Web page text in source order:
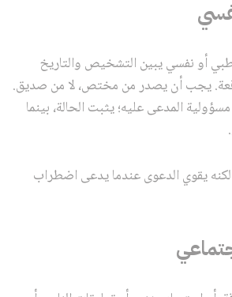
أو نفسي يبين التشخيص والتاريخ
يجب أن يصدر من مختص، لا من صديق.
المدعى عليه؛ يثبت الحالة، بينما
لكنه يقوي الدعوى عندما يدعى اضطراب